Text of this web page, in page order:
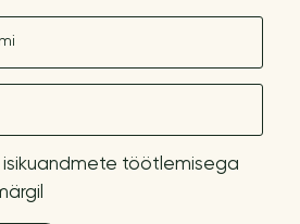
isikuandmete töötlemisega